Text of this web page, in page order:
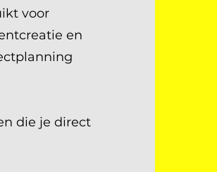
voor
en
die je direct